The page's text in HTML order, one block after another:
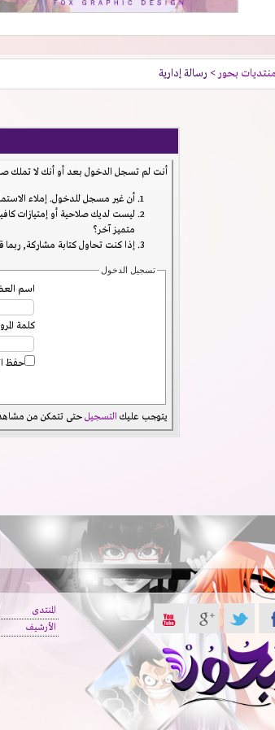
منتديات بحور > رسالة إدارية
أنت لم تسجل الدخول بعد أو أنك لا تملك
أن غير مسجل للدخول. إملاء
ليست لديك صلاحية أو إمتيازات
متميز آخر؟
إذا كنت تحاول كتابة مشاركة,
تسجيل الدخول
اسم
كلمة
حفظ
يتوجب عليك التسجيلحتى تتمكن من
المنتدى
الأرشيف